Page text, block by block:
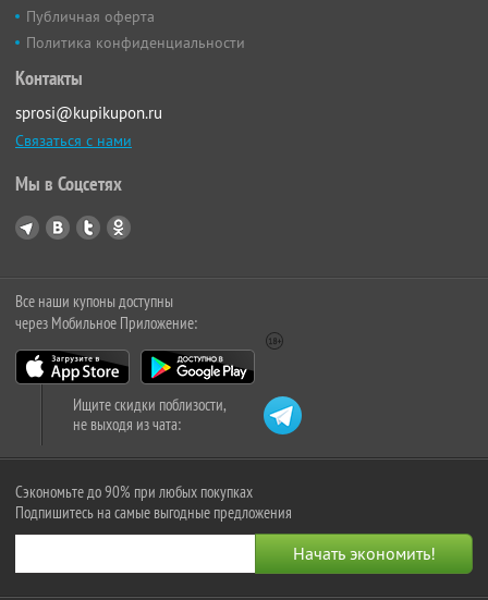
Публичная оферта
Политика конфиденциальности
Контакты
sprosi@kupikupon.ru
Связаться с нами
Мы в Соцсетях
Все наши купоны доступны
через Мобильное Приложение:
Ищите скидки поблизости,
не выходя из чата:
Сэкономьте до 90% при любых покупках
Подпишитесь на самые выгодные предложения